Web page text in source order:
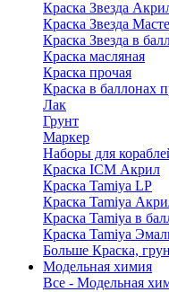
Краска Звезда
Краска Звезда
Краска Звезда в
Краска масляная
Краска прочая
Краска в баллонах
Лак
Грунт
Маркер
Наборы для
Краска ICM Акрил
Краска Tamiya LP
Краска Tamiya
Краска Tamiya в
Краска Tamiya
Больше Краска,
Модельная химия
Все - Модельная